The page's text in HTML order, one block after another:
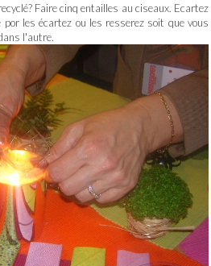
Faire cinq entailles au ciseaux. Ecartez
les écartez ou les resserez soit que vous
l'autre.